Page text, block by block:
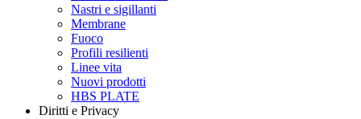
Nastri e sigillanti
Membrane
Fuoco
Profili resilienti
Linee vita
Nuovi prodotti
HBS PLATE
Diritti e Privacy